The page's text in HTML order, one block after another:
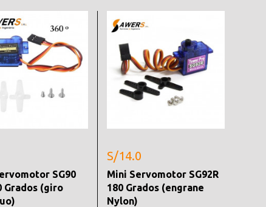
SG90
Grados (giro
S/14.0
Mini Servomotor SG92R
180 Grados (engrane
Nylon)